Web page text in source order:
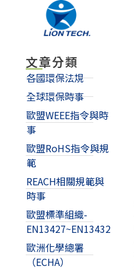
文章分類
各國環保法規
全球環保時事
歐盟WEEE指令與時
事
歐盟RoHS指令與規
範
REACH相關規範與
時事
歐盟標準組織-
EN13427~EN13432
歐洲化學總署
（ECHA）